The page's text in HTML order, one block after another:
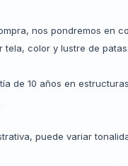
nos pondremos en
tela, color y lustre de patas.
de 10 años en
puede variar